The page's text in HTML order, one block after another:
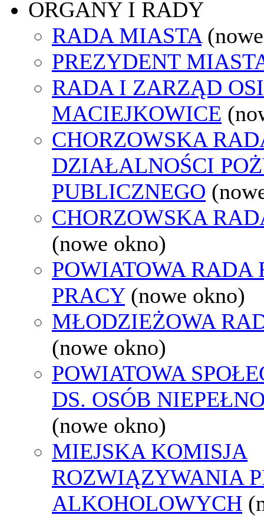
ORGANY I RADY
RADA MIASTA
PREZYDENT
RADA I ZARZĄD
MACIEJKOWICE
CHORZOWSKA
DZIAŁALNOŚCI
PUBLICZNEGO
CHORZOWSKA
(nowe okno)
POWIATOWA RADA
PRACY (nowe okno)
MŁODZIEŻOWA
(nowe okno)
POWIATOWA
DS. OSÓB
(nowe okno)
MIEJSKA KOMISJA
ROZWIĄZYWANIA
ALKOHOLOWYCH